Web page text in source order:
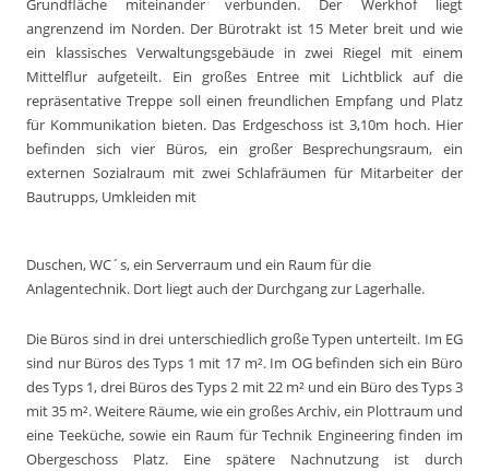
Grundfläche miteinander verbunden. Der Werkhof liegt
angrenzend im Norden. Der Bürotrakt ist 15 Meter breit und wie
ein klassisches Verwaltungsgebäude in zwei Riegel mit einem
Mittelflur aufgeteilt. Ein großes Entree mit Lichtblick auf die
repräsentative Treppe soll einen freundlichen Empfang und Platz
für Kommunikation bieten. Das Erdgeschoss ist 3,10m hoch. Hier
befinden sich vier Büros, ein großer Besprechungsraum, ein
externen Sozialraum mit zwei Schlafräumen für Mitarbeiter der
Bautrupps, Umkleiden mit
Duschen, WC´s, ein Serverraum und ein Raum für die
Anlagentechnik. Dort liegt auch der Durchgang zur Lagerhalle.
Die Büros sind in drei unterschiedlich große Typen unterteilt. Im EG
sind nur Büros des Typs 1 mit 17 m². Im OG befinden sich ein Büro
des Typs 1, drei Büros des Typs 2 mit 22 m² und ein Büro des Typs 3
mit 35 m². Weitere Räume, wie ein großes Archiv, ein Plottraum und
eine Teeküche, sowie ein Raum für Technik Engineering finden im
Obergeschoss Platz. Eine spätere Nachnutzung ist durch